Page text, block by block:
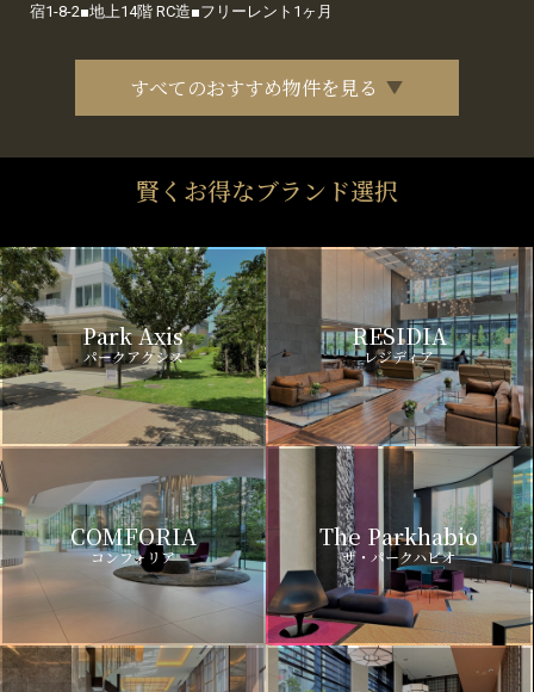
宿1-8-2■地上14階 RC造■フリーレント1ヶ月
すべてのおすすめ物件を見る
賢くお得なブランド選択
Park Axis
パークアクシス
RESIDIA
レジディア
COMFORIA
コンフォリア
The Parkhabio
ザ・パークハビオ